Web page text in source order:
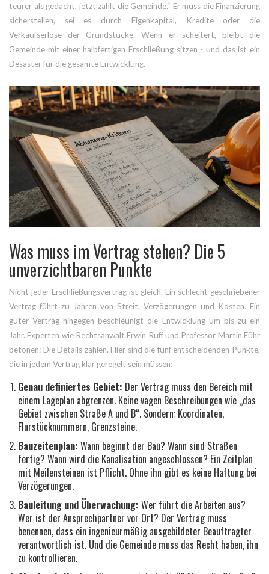
teurer als gedacht, jetzt zahlt die Gemeinde.“ Er muss die Finanzierung
sicherstellen, sei es durch Eigenkapital, Kredite oder die
Verkaufserlöse der Grundstücke. Wenn er scheitert, bleibt die
Gemeinde mit einer halbfertigen Erschließung sitzen - und das ist ein
Desaster für die gesamte Entwicklung.
Was muss im Vertrag stehen? Die 5
unverzichtbaren Punkte
Nicht jeder Erschließungsvertrag ist gleich. Ein schlecht geschriebener
Vertrag führt zu Jahren von Streit, Verzögerungen und Kosten. Ein
guter Vertrag hingegen beschleunigt die Entwicklung um bis zu ein
Jahr. Experten wie Rechtsanwalt Erwin Ruff und Professor Martin Führ
betonen: Die Details zählen. Hier sind die fünf entscheidenden Punkte,
die in jedem Vertrag klar geregelt sein müssen:
Genau definiertes Gebiet: Der Vertrag muss den Bereich mit
einem Lageplan abgrenzen. Keine vagen Beschreibungen wie „das
Gebiet zwischen Straße A und B“. Sondern: Koordinaten,
Flurstücknummern, Grenzsteine.
Bauzeitenplan: Wann beginnt der Bau? Wann sind Straßen
fertig? Wann wird die Kanalisation angeschlossen? Ein Zeitplan
mit Meilensteinen ist Pflicht. Ohne ihn gibt es keine Haftung bei
Verzögerungen.
Bauleitung und Überwachung: Wer führt die Arbeiten aus?
Wer ist der Ansprechpartner vor Ort? Der Vertrag muss
benennen, dass ein ingenieurmäßig ausgebildeter Beauftragter
verantwortlich ist. Und die Gemeinde muss das Recht haben, ihn
zu kontrollieren.